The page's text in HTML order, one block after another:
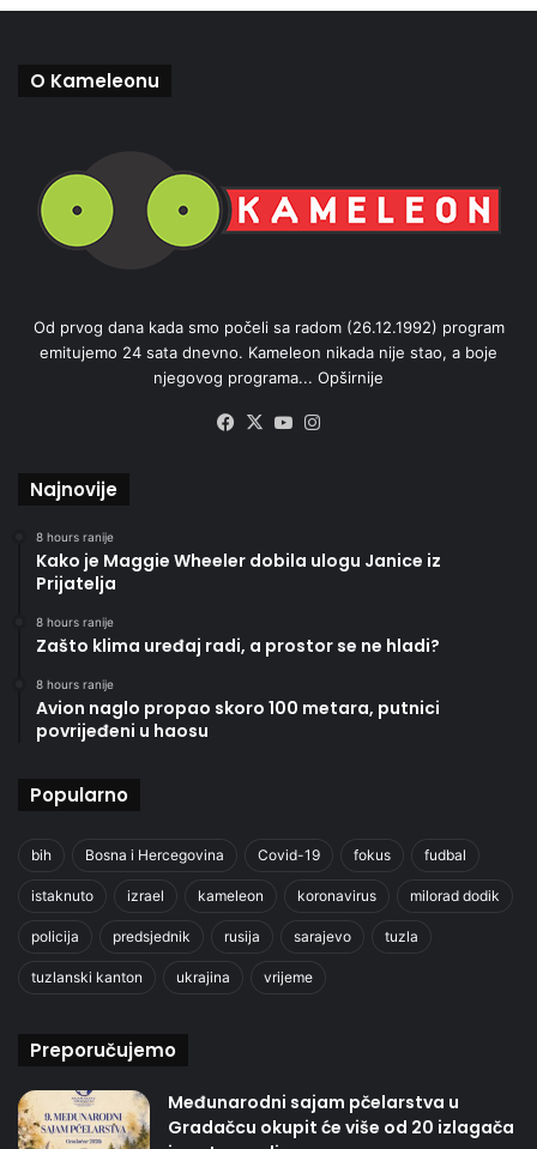
O Kameleonu
Od prvog dana kada smo počeli sa radom (26.12.1992) program
emitujemo 24 sata dnevno. Kameleon nikada nije stao, a boje
njegovog programa... Opširnije
Facebook
X YouTube
Najnovije
8 hours ranije
Kako je Maggie Wheeler dobila ulogu Janice iz
Prijatelja
8 hours ranije
Zašto klima uređaj radi, a prostor se ne hladi?
8 hours ranije
Avion naglo propao skoro 100 metara, putnici
povrijeđeni u haosu
Popularno
bih Bosna i Hercegovina Covid-19 fokus fudbal
istaknuto izrael kameleon koronavirus milorad dodik
policija predsjednik rusija sarajevo tuzla
tuzlanski kanton ukrajina vrijeme
Preporučujemo
Međunarodni sajam pčelarstva u
Gradačcu okupit će više od 20 izlagača